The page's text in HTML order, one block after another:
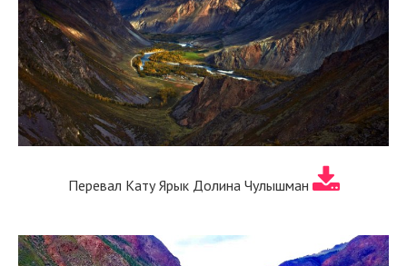
Перевал Кату Ярык Долина Чулышман